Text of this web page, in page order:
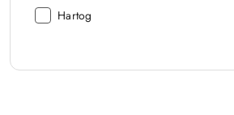
Producent:
Hartog